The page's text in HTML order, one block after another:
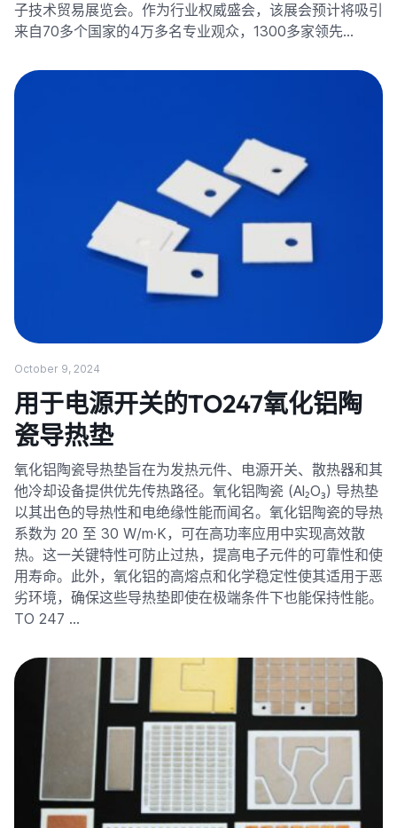
子技术贸易展览会。作为行业权威盛会，该展会预计将吸引
来自70多个国家的4万多名专业观众，1300多家领先…
October 9, 2024
用于电源开关的TO247氧化铝陶
瓷导热垫
氧化铝陶瓷导热垫旨在为发热元件、电源开关、散热器和其
他冷却设备提供优先传热路径。氧化铝陶瓷 (Al₂O₃) 导热垫
以其出色的导热性和电绝缘性能而闻名。氧化铝陶瓷的导热
系数为 20 至 30 W/m·K，可在高功率应用中实现高效散
热。这一关键特性可防止过热，提高电子元件的可靠性和使
用寿命。此外，氧化铝的高熔点和化学稳定性使其适用于恶
劣环境，确保这些导热垫即使在极端条件下也能保持性能。
TO 247 …